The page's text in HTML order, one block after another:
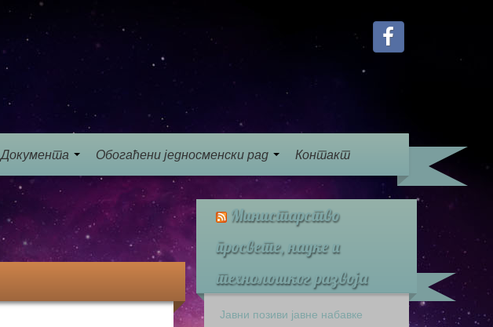
Документа Обогаћени једносменски рад Контакт
Министарство
просвете, науке и
технолошког развоја
Јавни позиви јавне набавке